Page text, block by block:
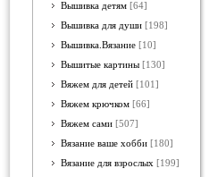
Вышивка детям [64]
Вышивка для души [198]
Вышивка.Вязание [10]
Вышитые картины [130]
Вяжем для детей [101]
Вяжем крючком [66]
Вяжем сами [507]
Вязание ваше хобби [180]
Вязание для взрослых [199]